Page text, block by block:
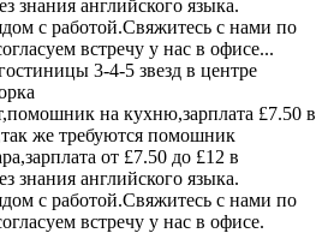
знания английского языка.
с работой.Свяжитесь с нами по
встречу у нас в офисе...
3-4-5 звезд в центре
на кухню,зарплата £7.50 в
же требуются помошник
от £7.50 до £12 в
знания английского языка.
с работой.Свяжитесь с нами по
встречу у нас в офисе.